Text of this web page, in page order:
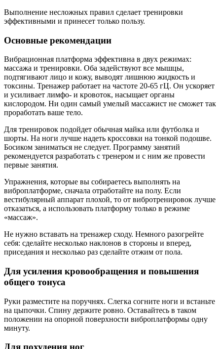
Выполнение несложных правил сделает тренировки
эффективными и принесет только пользу.
Основные рекомендации
Вибрационная платформа эффективна в двух режимах:
массажа и тренировки. Оба задействуют все мышцы,
подтягивают лицо и кожу, выводят лишнюю жидкость и
токсины. Тренажер работает на частоте 20-65 гЦ. Он ускоряет
и усиливает лимфо- и кровоток, насыщает органы
кислородом. Ни один самый умелый массажист не сможет так
проработать ваше тело.
Для тренировок подойдет обычная майка или футболка и
шорты. На ноги лучше надеть кроссовки на тонкой подошве.
Босиком заниматься не следует. Программу занятий
рекомендуется разработать с тренером и с ним же провести
первые занятия.
Упражнения, которые вы собираетесь выполнять на
виброплатформе, сначала отработайте на полу. Если
вестибулярный аппарат плохой, то от вибротренировок лучше
отказаться, а использовать платформу только в режиме
«массаж».
Не нужно вставать на тренажер сходу. Немного разогрейте
себя: сделайте несколько наклонов в стороны и вперед,
приседания и несколько раз сделайте отжим от пола.
Для усиления кровообращения и повышения
общего тонуса
Руки разместите на поручнях. Слегка согните ноги и встаньте
на цыпочки. Спину держите ровно. Оставайтесь в таком
положении на опорной поверхности виброплатформы одну
минуту.